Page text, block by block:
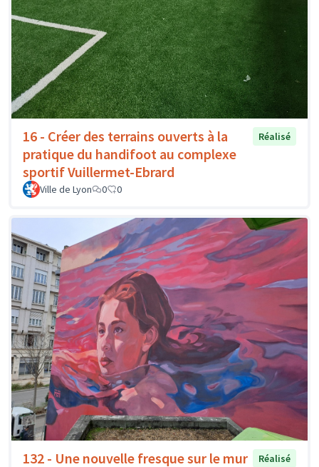
16 - Créer des terrains ouverts à la
pratique du handifoot au complexe
sportif Vuillermet-Ebrard
Réalisé
Ville de Lyon 0 0
132 - Une nouvelle fresque sur le mur
Réalisé